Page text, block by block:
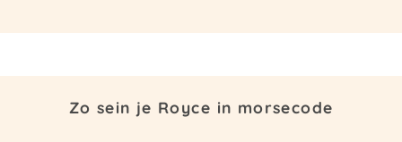
Zo sein je Royce in morsecode